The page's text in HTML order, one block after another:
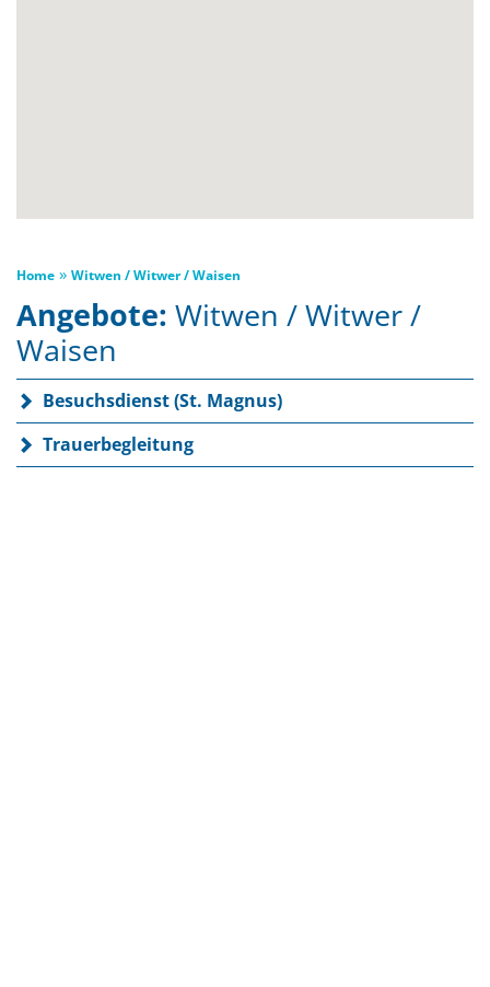
Home » Witwen / Witwer / Waisen
Angebote: Witwen / Witwer /
Waisen
Besuchsdienst (St. Magnus)
Trauerbegleitung